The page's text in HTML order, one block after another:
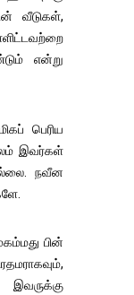
வீடுகள்,
என்று
பெரிய
இவர்கள்
நவீன
பின்
இவருக்கு